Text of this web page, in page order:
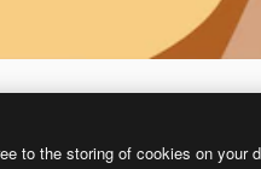
to the storing of cookies on your